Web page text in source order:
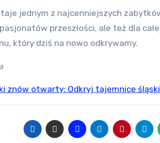
przeszłości, ale też dla
który dziś na nowo odkrywamy.
znów otwarty: Odkryj tajemnice